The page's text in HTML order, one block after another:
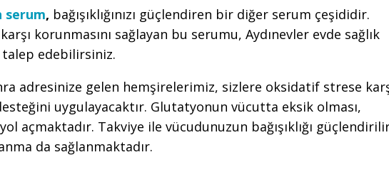
serum, bağışıklığınızı güçlendiren bir diğer serum çeşididir.
korunmasını sağlayan bu serumu, Aydınevler evde sağlık
edebilirsiniz.
adresinize gelen hemşirelerimiz, sizlere oksidatif strese
uygulayacaktır. Glutatyonun vücutta eksik olması,
açmaktadır. Takviye ile vücudunuzun bağışıklığı
da sağlanmaktadır.